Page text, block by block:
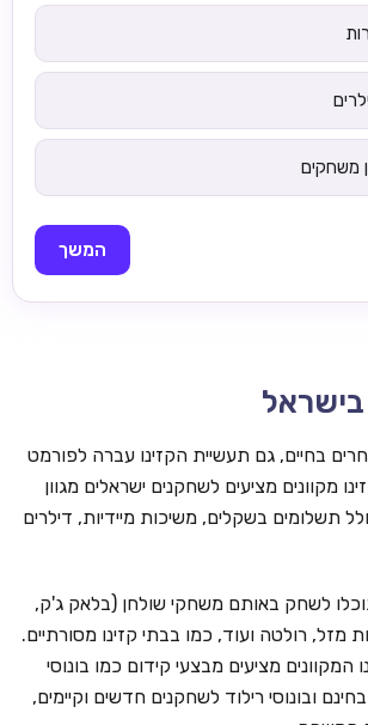
משחקים
המשך
בישראל
בחיים, גם תעשיית הקזינו עברה לפורמט
מקוונים מציעים לשחקנים ישראלים מגוון
תשלומים בשקלים, משיכות מיידיות, דילרים
תוכלו לשחק באותם משחקי שולחן (בלאק ג'ק,
מזל, רולטה ועוד, כמו בבתי קזינו מסורתיים.
המקוונים מציעים מבצעי קידום כמו בונוסי
ובונוסי רילוד לשחקנים חדשים וקיימים,